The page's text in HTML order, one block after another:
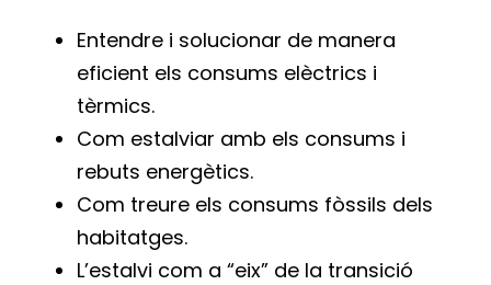
Entendre i solucionar de manera
eficient els consums elèctrics i
tèrmics.
Com estalviar amb els consums i
rebuts energètics.
Com treure els consums fòssils dels
habitatges.
L’estalvi com a “eix” de la transició